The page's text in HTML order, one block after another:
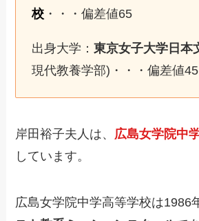
校・・・偏差値65
出身大学： 東京女子大学日本
現代教養学部)・・・偏差値
岸田裕子夫人は、 広島女学院中
しています。
広島女学院中学高等学校は1986